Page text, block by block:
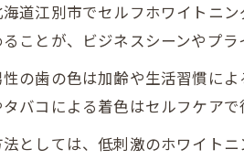
道江別市でセルフホワイトニ
ことが、ビジネスシーンやプラ
の歯の色は加齢や生活習慣に
バコによる着色はセルフケアで
としては、低刺激のホワイト